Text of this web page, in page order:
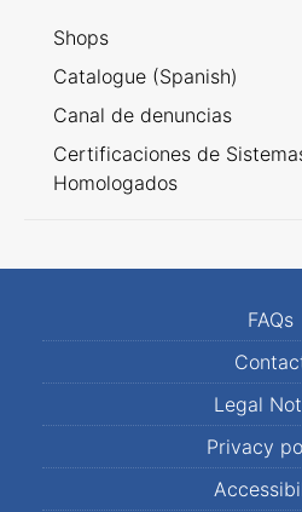
Shops
Catalogue (Spanish)
Canal de denuncias
Certificaciones de
Homologados
FAQs
Legal
Privacy